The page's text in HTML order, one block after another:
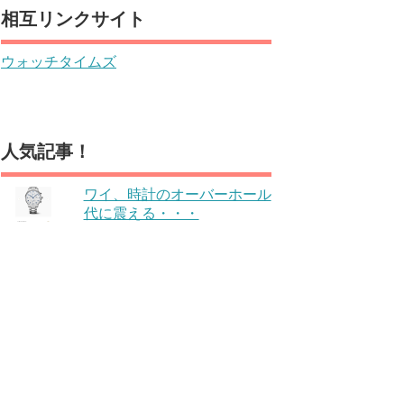
相互リンクサイト
ウォッチタイムズ
人気記事！
ワイ、時計のオーバーホール
代に震える・・・